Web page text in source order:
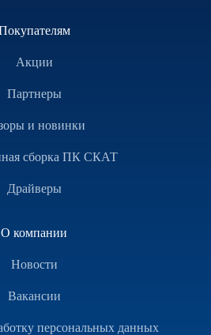
Акции
Партнеры
и новинки
сборка ПК СКАТ
Драйверы
О компании
Новости
Вакансии
персональных данных